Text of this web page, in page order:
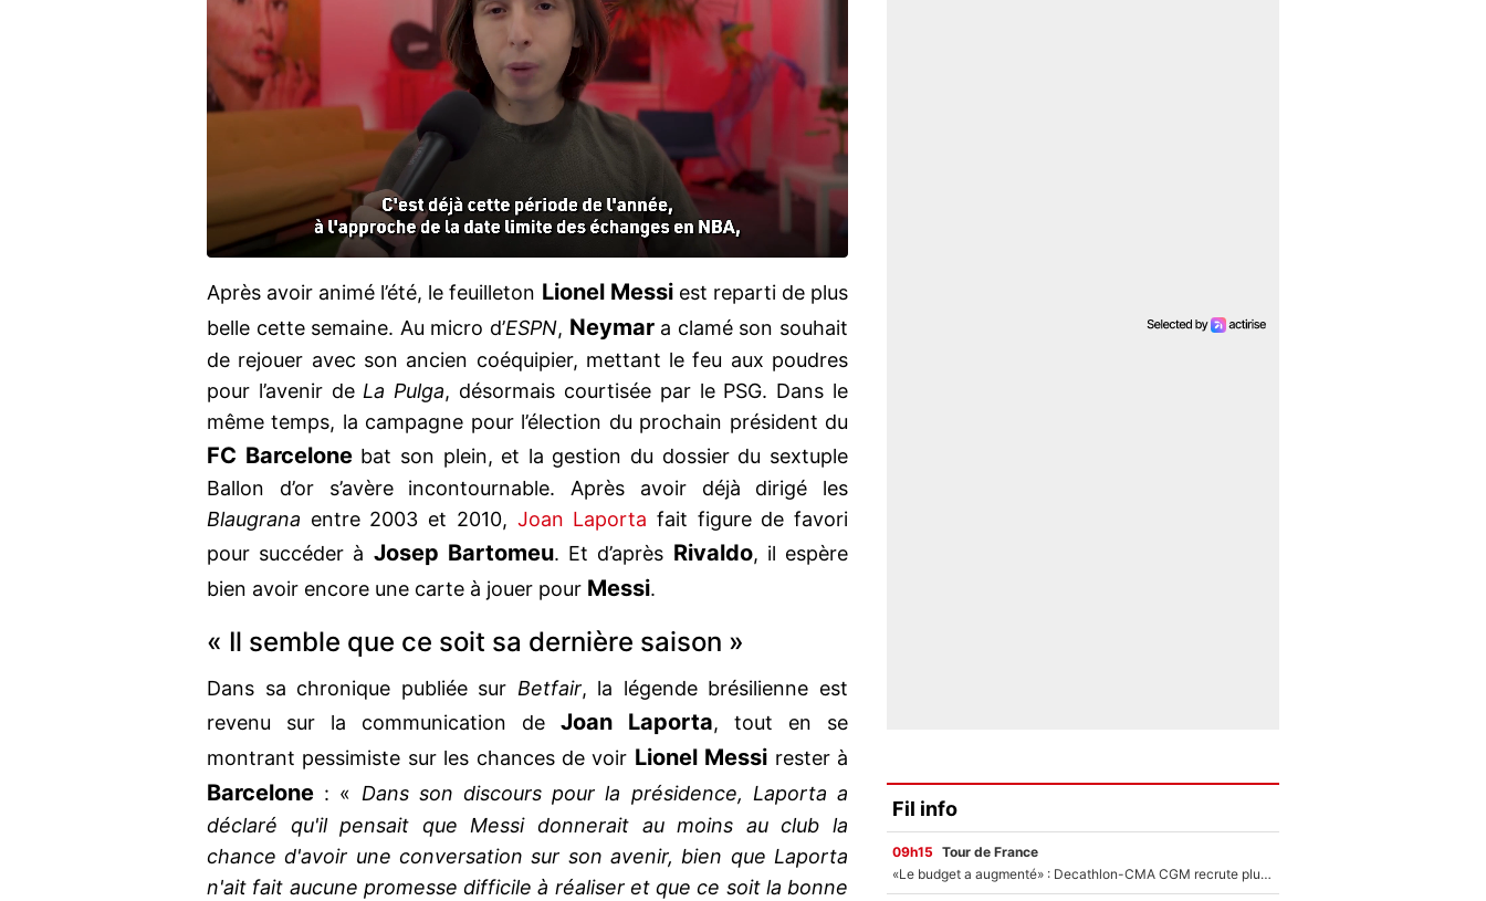
Après avoir animé l’été, le feuilleton Lionel Messiest reparti de plus
belle cette semaine. Au micro d’ESPN, Neymara clamé son souhait
de rejouer avec son ancien coéquipier, mettant le feu aux poudres
pour l’avenir deLa Pulga, désormais courtisée par le PSG. Dans le
même temps, la campagne pour l’élection du prochain président du
FC Barcelonebat son plein, et la gestion du dossier du sextuple
Ballon d’or s’avère incontournable. Après avoir déjà dirigé les
Blaugrana entre 2003 et 2010, Joan Laporta fait figure de favori
pour succéder à Josep Bartomeu. Et d’après Rivaldo, il espère
bien avoir encore une carte à jouer pour Messi.
« Il semble que ce soit sa dernière saison »
Dans sa chronique publiée sur Betfair, la légende brésilienne est
revenu sur la communication de Joan Laporta, tout en se
montrant pessimiste sur les chances de voir Lionel Messi rester à
Barcelone : « Dans son discours pour la présidence, Laporta a
déclaré qu'il pensait que Messi donnerait au moins au club la
chance d'avoir une conversation sur son avenir, bien que Laporta
n'ait fait aucune promesse difficile à réaliser et que ce soit la bonne
Fil info
09h15 Tour de France
«Le budget a augmenté» : Decathlon-CMA CGM recrute plusieurs coureurs pour offrir à Paul Seixas une équipe pour gagner le Tour de France 2027